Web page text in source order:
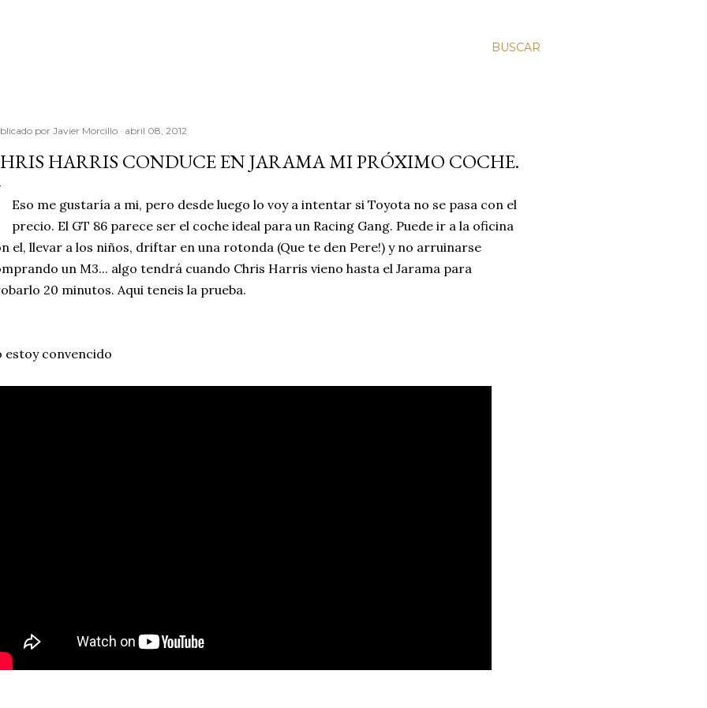
BUSCAR
por Javier Morcillo abril 08, 2012
HARRIS CONDUCE EN JARAMA MI PRÓXIMO COCHE.
Eso me gustaría a mi, pero desde luego lo voy a intentar si Toyota no se pasa con el
precio. El GT 86 parece ser el coche ideal para un Racing Gang. Puede ir a la oficina
el, llevar a los niños, driftar en una rotonda (Que te den Pere!) y no arruinarse
un M3... algo tendrá cuando Chris Harris vieno hasta el Jarama para
20 minutos. Aqui teneis la prueba.
estoy convencido